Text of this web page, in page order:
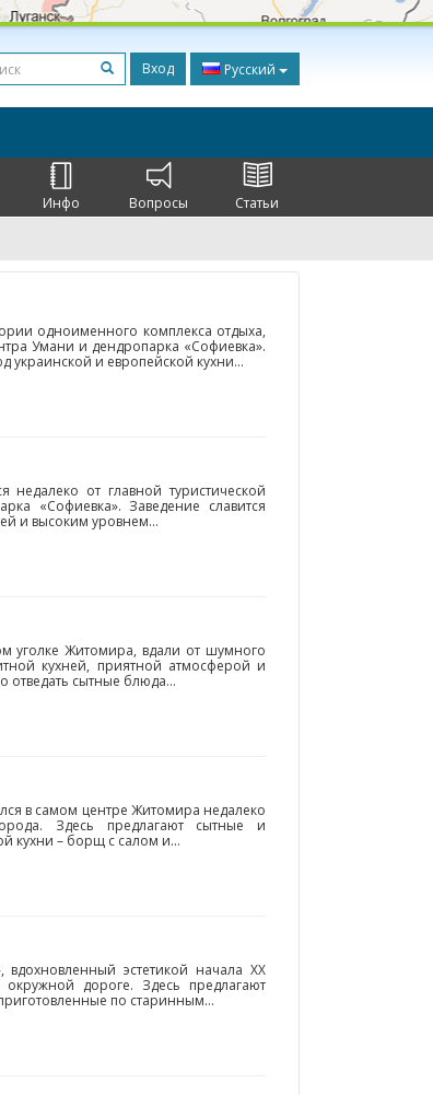
Вход Русский
Инфо Вопросы Статьи
одноименного комплекса отдыха,
Умани и дендропарка «Софиевка».
украинской и европейской кухни...
недалеко от главной туристической
«Софиевка». Заведение славится
и высоким уровнем...
уголке Житомира, вдали от шумного
кухней, приятной атмосферой и
сытные блюда...
в самом центре Житомира недалеко
Здесь предлагают сытные и
кухни – борщ с салом и...
вдохновленный эстетикой начала ХХ
дороге. Здесь предлагают
по старинным...